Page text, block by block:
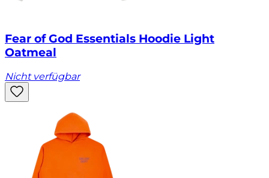
Fear of God Essentials Hoodie Light
Oatmeal
Nicht verfügbar